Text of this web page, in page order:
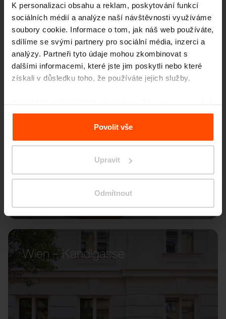
K personalizaci obsahu a reklam, poskytování funkcí
sociálních médií a analýze naší návštěvnosti využíváme
soubory cookie. Informace o tom, jak náš web používáte,
sdílíme se svými partnery pro sociální média, inzerci a
analýzy. Partneři tyto údaje mohou zkombinovat s
dalšími informacemi, které jste jim poskytli nebo které
získali v důsledku toho, že používáte jejich služby.
osobních údajů.
Povolit vše
Upravit
Odmítnout
Wien – Kandlgasse